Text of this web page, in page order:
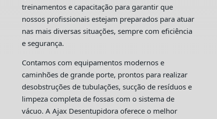
treinamentos e capacitação para garantir que
nossos profissionais estejam preparados para atuar
nas mais diversas situações, sempre com eficiência
e segurança.
Contamos com equipamentos modernos e
caminhões de grande porte, prontos para realizar
desobstruções de tubulações, sucção de resíduos e
limpeza completa de fossas com o sistema de
vácuo. A Ajax Desentupidora oferece o melhor